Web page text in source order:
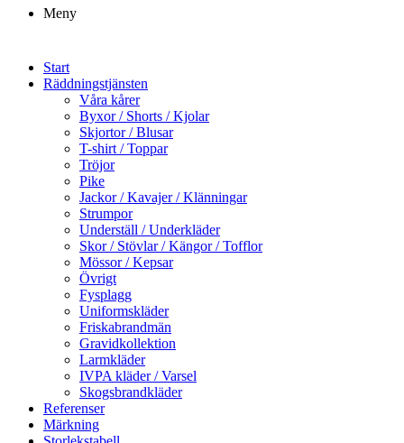
Meny
Start
Räddningstjänsten
Våra kårer
Byxor / Shorts / Kjolar
Skjortor / Blusar
T-shirt / Toppar
Tröjor
Pike
Jackor / Kavajer / Klänningar
Strumpor
Underställ / Underkläder
Skor / Stövlar / Kängor / Tofflor
Mössor / Kepsar
Övrigt
Fysplagg
Uniformskläder
Friskabrandmän
Gravidkollektion
Larmkläder
IVPA kläder / Varsel
Skogsbrandkläder
Referenser
Märkning